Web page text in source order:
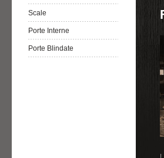
Scale
Porte Interne
Porte Blindate